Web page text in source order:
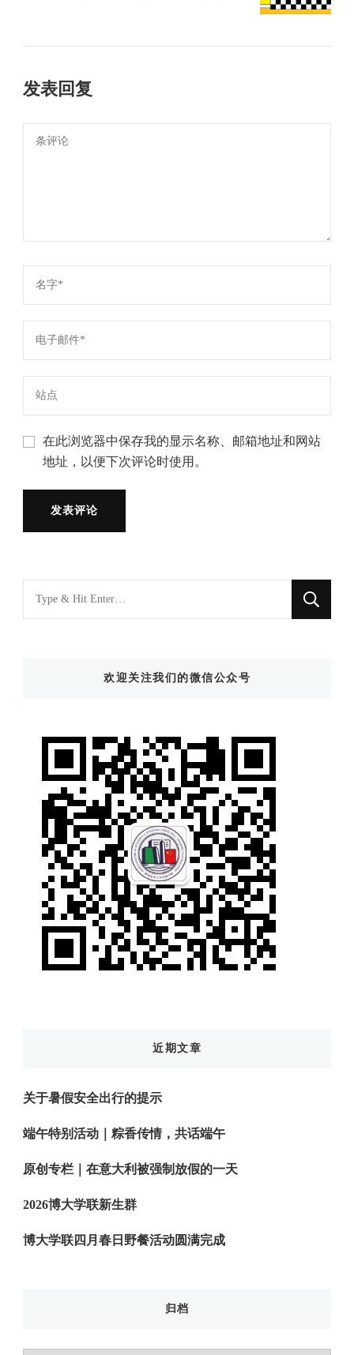
发表回复
在此浏览器中保存我的显示名称、邮箱地址和网站
地址，以便下次评论时使用。
找
什
欢迎关注我们的微信公众号
近期文章
关于暑假安全出行的提示
端午特别活动｜粽香传情，共话端午
原创专栏｜在意大利被强制放假的一天
2026博大学联新生群
博大学联四月春日野餐活动圆满完成
归档